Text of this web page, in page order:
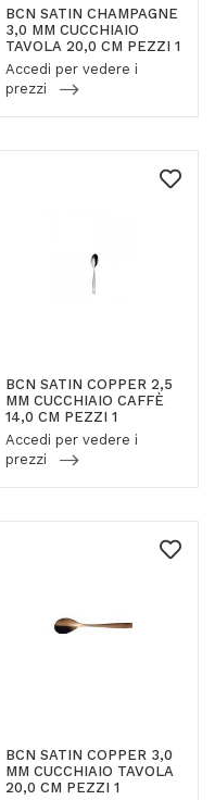
BCN SATIN CHAMPAGNE
3,0 MM CUCCHIAIO
TAVOLA 20,0 CM PEZZI 1
Accedi per vedere i
prezzi
BCN SATIN COPPER 2,5
MM CUCCHIAIO CAFFÈ
14,0 CM PEZZI 1
Accedi per vedere i
prezzi
BCN SATIN COPPER 3,0
MM CUCCHIAIO TAVOLA
20,0 CM PEZZI 1